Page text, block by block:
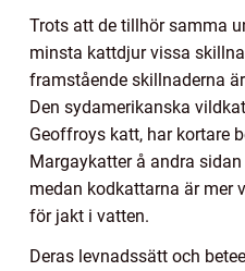
Trots att de tillhör samma
minsta kattdjur vissa
framstående skillnaderna
Den sydamerikanska
Geoffroys katt, har kortare
Margaykatter å andra
medan kodkattarna är mer
för jakt i vatten.
Deras levnadssätt och